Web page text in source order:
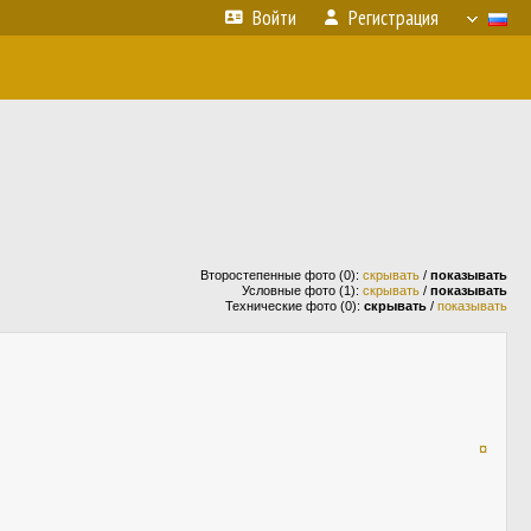
Войти Регистрация
Второстепенные фото (0): скрывать / показывать
Условные фото (1): скрывать / показывать
Технические фото (0): скрывать / показывать
¤